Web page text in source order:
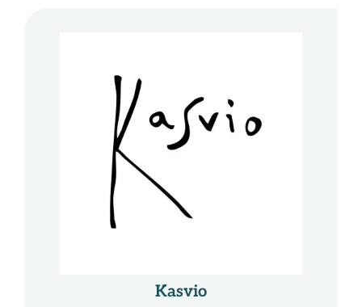
Kasvio